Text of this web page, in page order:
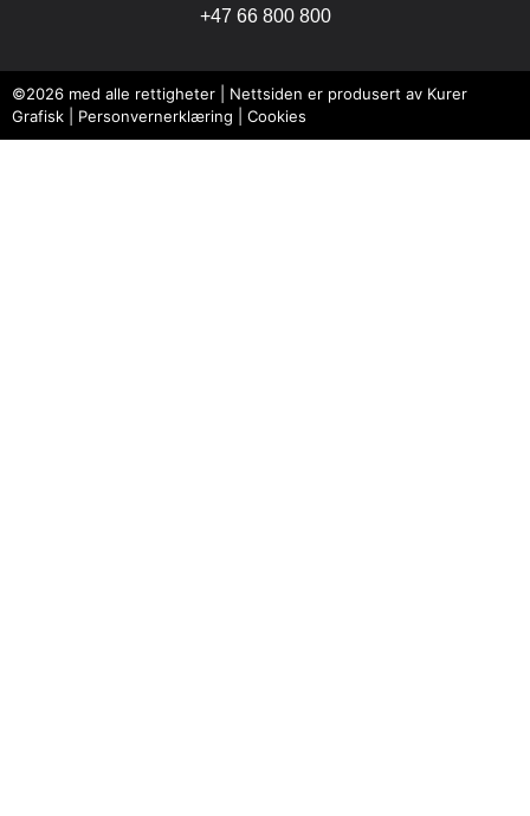
+47 66 800 800
©2026 med alle rettigheter | Nettsiden er produsert av Kurer
Grafisk | Personvernerklæring Cookies